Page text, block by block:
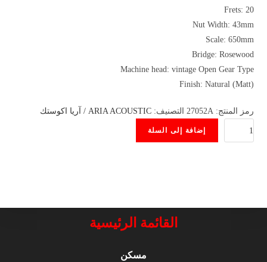
Frets: 20
Nut Width: 43mm
Scale: 650mm
Bridge: Rosewood
Machine head: vintage Open Gear Type
Finish: Natural (Matt)
رمز المنتج:27052A التصنيف:ARIA ACOUSTIC / آريا اكوستك
كمية
ARIA
إضافة إلى السلة
القائمة الرئيسية
مسكن